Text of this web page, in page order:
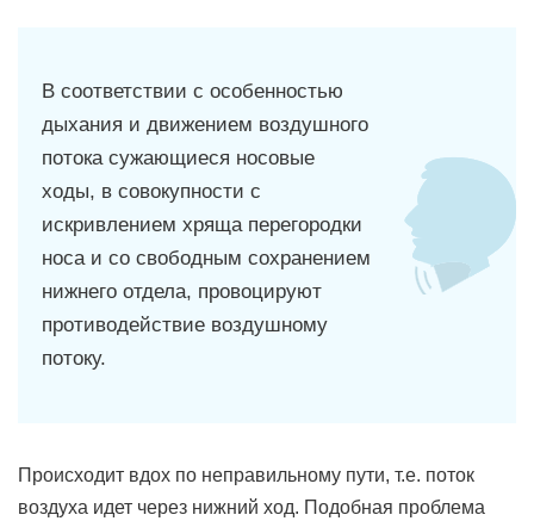
В соответствии с особенностью
дыхания и движением воздушного
потока сужающиеся носовые
ходы, в совокупности с
искривлением хряща перегородки
носа и со свободным сохранением
нижнего отдела, провоцируют
противодействие воздушному
потоку.
Происходит вдох по неправильному пути, т.е. поток
воздуха идет через нижний ход. Подобная проблема